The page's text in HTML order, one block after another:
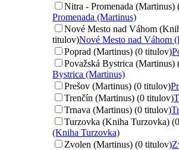
Nitra - Promenada (Martinus)
Promenada (Martinus)
Nové Mesto nad Váhom
titulov)Nové Mesto nad Váhom
Poprad (Martinus) (0 titulov)
Považská Bystrica (Martinus)
Bystrica (Martinus)
Prešov (Martinus) (0 titulov)
Trenčín (Martinus) (0 titulov)
Trnava (Martinus) (0 titulov)
Turzovka (Kniha Turzovka)
(Kniha Turzovka)
Zvolen (Martinus) (0 titulov)